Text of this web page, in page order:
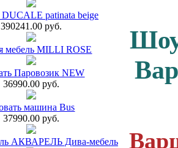
patinata beige
390241.00 руб.
мебель MILLI ROSE
Паровозик NEW
36990.00 руб.
машина Bus
37990.00 руб.
АКВАРЕЛЬ Дива-мебель